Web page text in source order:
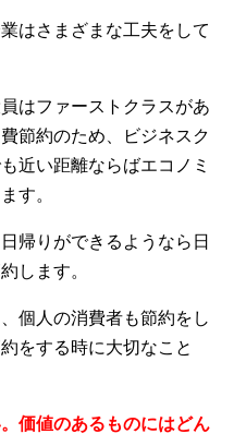
はさまざまな工夫をして
はファーストクラスがあ
節約のため、ビジネスク
近い距離ならばエコノミ
す。
帰りができるようなら日
します。
個人の消費者も節約をし
をする時に大切なこと
価値のあるものにはどん